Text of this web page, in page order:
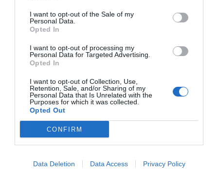
I want to opt-out of the Sale of my
Personal Data.
Opted In
I want to opt-out of processing my
Personal Data for Targeted Advertising.
Opted In
I want to opt-out of Collection, Use,
Retention, Sale, and/or Sharing of my
Personal Data that Is Unrelated with the
Purposes for which it was collected.
Opted Out
CONFIRM
Data Deletion Data Access Privacy Policy
RECEPT